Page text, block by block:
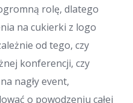
rolę, dlatego
na cukierki z logo
od tego, czy
konferencji, czy
nagły event,
o powodzeniu całej